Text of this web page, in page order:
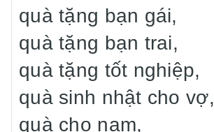
quà tặng bạn gái,
quà tặng bạn trai,
quà tặng tốt nghiệp,
quà sinh nhật cho vợ,
quà cho nam,